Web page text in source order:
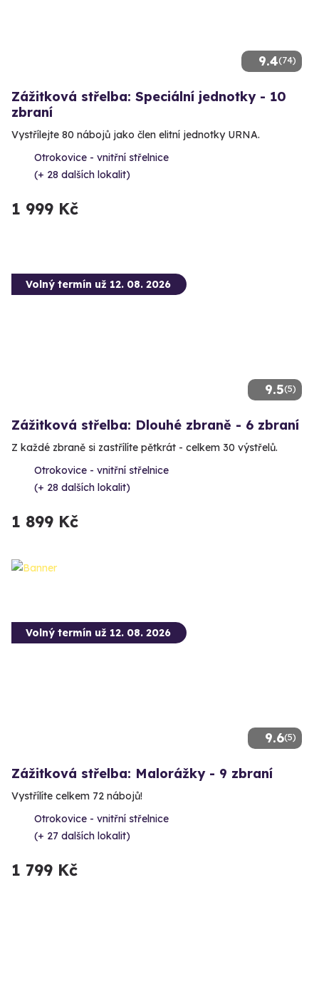
9.4(74)
Zážitková střelba: Speciální jednotky - 10
zbraní
Vystřílejte 80 nábojů jako člen elitní jednotky URNA.
Otrokovice - vnitřní střelnice
(+ 28 dalších lokalit)
1 999 Kč
9.5(5)
Volný termín už 12. 08. 2026
Zážitková střelba: Dlouhé zbraně - 6 zbraní
Z každé zbraně si zastřílíte pětkrát - celkem 30 výstřelů.
Otrokovice - vnitřní střelnice
(+ 28 dalších lokalit)
1 899 Kč
9.6(5)
Volný termín už 12. 08. 2026
Zážitková střelba: Malorážky - 9 zbraní
Vystřílíte celkem 72 nábojů!
Otrokovice - vnitřní střelnice
(+ 27 dalších lokalit)
1 799 Kč